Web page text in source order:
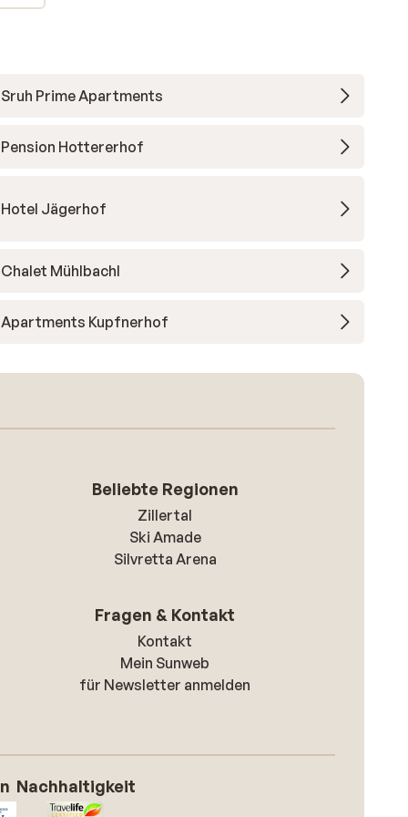
Sruh Prime Apartments
Pension Hottererhof
Hotel Jägerhof
Chalet Mühlbachl
Apartments Kupfnerhof
Beliebte Regionen
Zillertal
Ski Amade
Silvretta Arena
Fragen & Kontakt
Kontakt
Mein Sunweb
für Newsletter anmelden
Nachhaltigkeit